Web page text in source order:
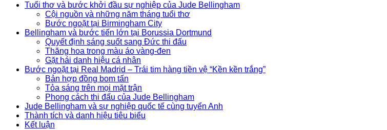
Tuổi thơ và bước khởi đầu sự nghiệp của Jude Bellingham
Cội nguồn và những năm tháng tuổi thơ
Bước ngoặt tại Birmingham City
Bellingham và bước tiến lớn tại Borussia Dortmund
Quyết định sáng suốt sang Đức thi đấu
Thăng hoa trong màu áo vàng-đen
Gặt hái danh hiệu cá nhân
Bước ngoặt tại Real Madrid – Trái tim hàng tiền vệ “Kền kền trắng”
Bản hợp đồng bom tấn
Tỏa sáng trên mọi mặt trận
Phong cách thi đấu của Jude Bellingham
Jude Bellingham và sự nghiệp quốc tế cùng tuyển Anh
Thành tích và danh hiệu tiêu biểu
Kết luận